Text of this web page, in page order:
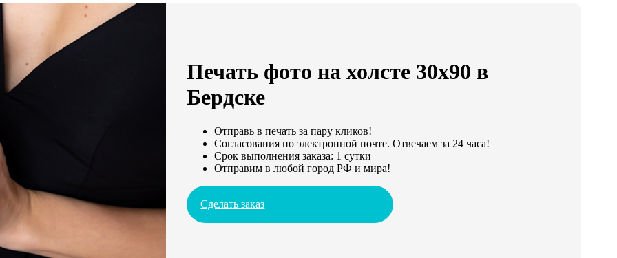
Печать фото на холсте 30х90 в
Бердске
Отправь в печать за пару кликов!
Согласования по электронной почте. Отвечаем за 24 часа!
Срок выполнения заказа: 1 сутки
Отправим в любой город РФ и мира!
Сделать заказ